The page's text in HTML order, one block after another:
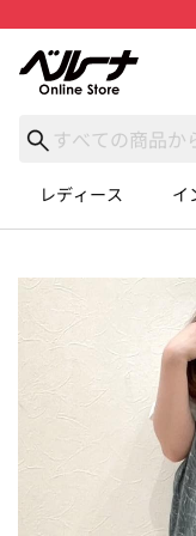
レディース イ